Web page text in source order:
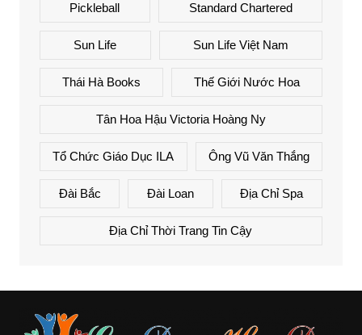
Pickleball Standard Chartered
Sun Life Sun Life Việt Nam
Thái Hà Books Thế Giới Nước Hoa
Tân Hoa Hậu Victoria Hoàng Ny
Tổ Chức Giáo Dục ILA Ông Vũ Văn Thắng
Đài Bắc Đài Loan Địa Chỉ Spa
Địa Chỉ Thời Trang Tin Cậy